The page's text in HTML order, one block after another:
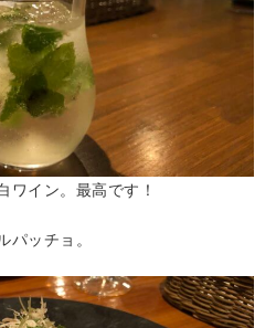
ワイン。最高です！
パッチョ。